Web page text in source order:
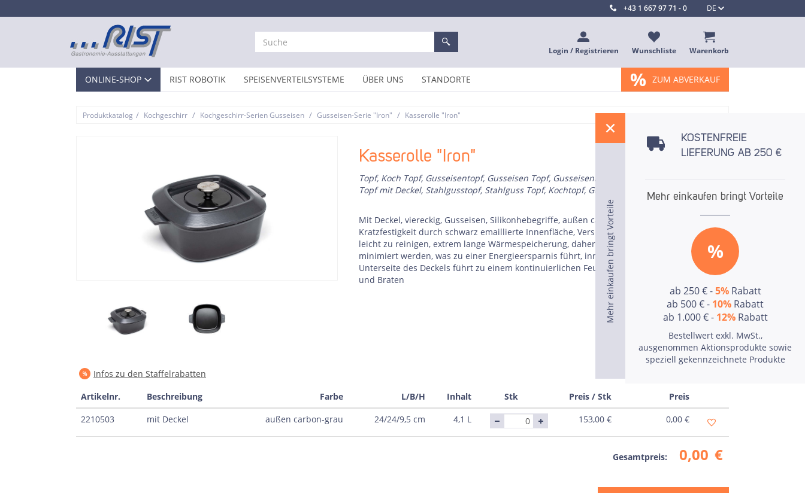
DE
+43 1 667 97 71 - 0
Login / Registrieren Wunschliste Warenkorb
ONLINE-SHOP RIST ROBOTIK SPEISENVERTEILSYSTEME ÜBER UNS STANDORTE % ZUM ABVERKAUF
Produktkatalog / Kochgeschirr / Kochgeschirr-Serien Gusseisen / Gusseisen-Serie "Iron" / Kasserolle "Iron"
Kasserolle "Iron"
Topf, Koch Topf, Gusseisentopf, Gusseisen Topf, Gusseisenkasserolle, Kasserolle mit Deckel,
Topf mit Deckel, Stahlgusstopf, Stahlguss Topf, Kochtopf, Gusseisen Kochtopf
Mit Deckel, viereckig, Gusseisen, Silikonhebegriffe, außen carbongrau, hervorragende
Kratzfestigkeit durch schwarz emaillierte Innenfläche, Versiegelung extrem langlebig und
leicht zu reinigen, extrem lange Wärmespeicherung, daher kann die Wärmezufuhr
minimiert werden, was zu einer Energieersparnis führt, innovative Tropfenstruktur auf der
Unterseite des Deckels führt zu einem kontinuierlichen Feuchtigkeitszyklus beim Kochen
und Braten
Infos zu den Staffelrabatten
Artikelnr.
Beschreibung Farbe L/B/H Inhalt Stk Preis / Stk
Preis
2210503
mit Deckel außen carbon-grau 24/24/9,5 cm 4,1 L 153,00 € 0,00 €
Gesamtpreis: 0,00 €
Mehr einkaufen bringt Vorteile
KOSTENFREIE
LIEFERUNG AB 250 €
Mehr einkaufen bringt Vorteile
%
ab 250 € -5%Rabatt
ab 500 € - 10% Rabatt
ab 1.000 € - 12%Rabatt
Bestellwert exkl. MwSt.,
ausgenommen Aktionsprodukte sowie
speziell gekennzeichnete Produkte